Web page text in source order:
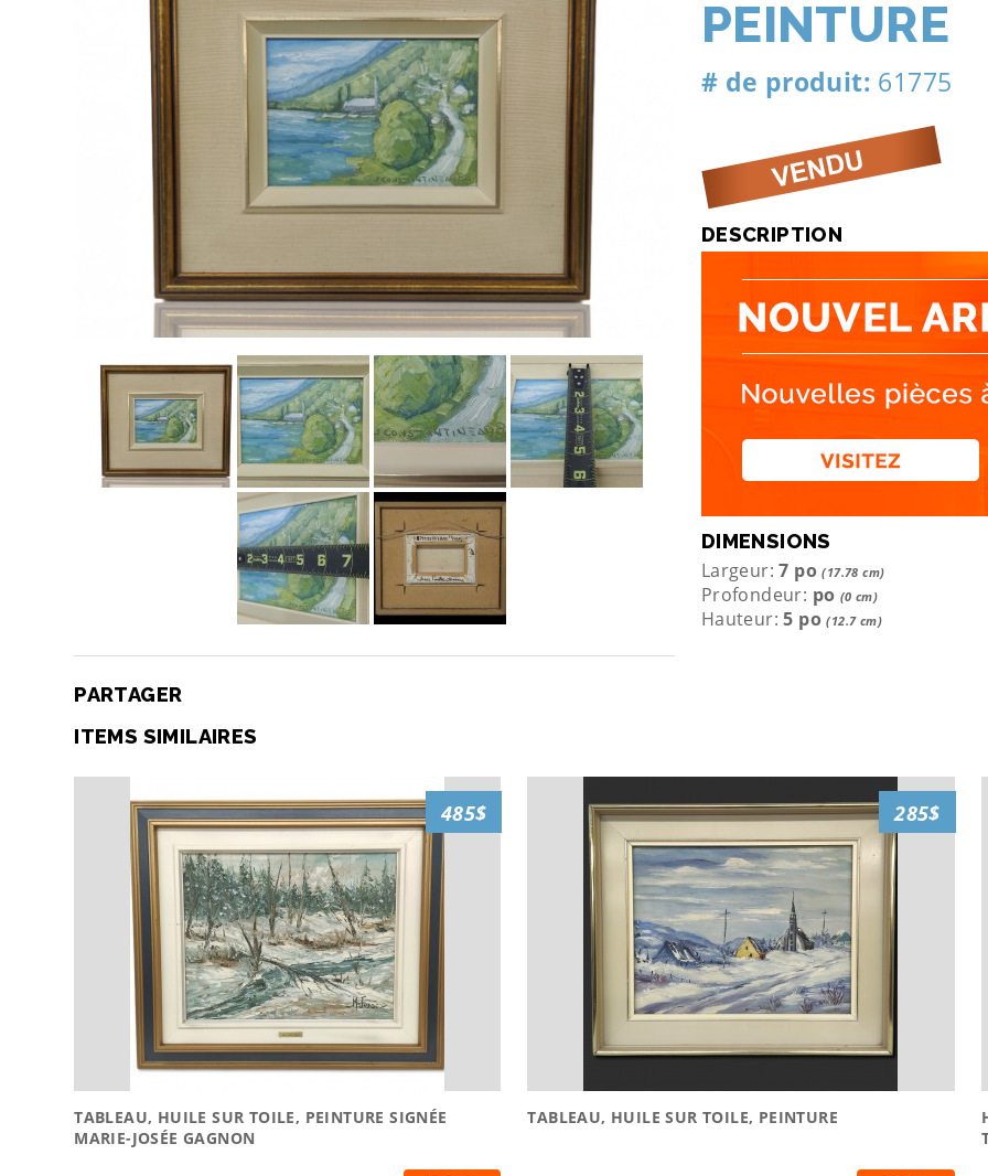
PARTAGER
PEINTURE
# de produit: 61775
DESCRIPTION
DIMENSIONS
Largeur: 7 po(17.78 cm)
Profondeur: po (0 cm)
Hauteur: 5 po(12.7 cm)
ITEMS SIMILAIRES
TABLEAU, HUILE SUR TOILE, PEINTURE SIGNÉE
MARIE-JOSÉE GAGNON
485$
TABLEAU, HUILE SUR TOILE, PEINTURE
285$